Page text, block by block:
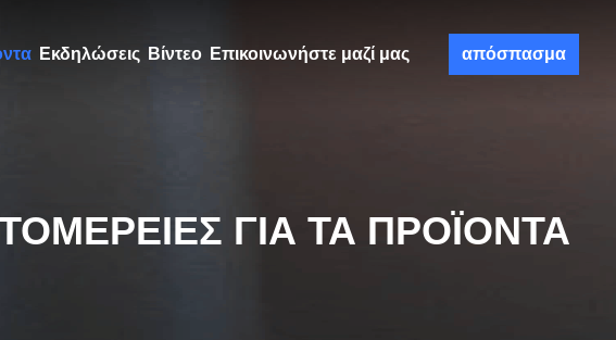
Εκδηλώσεις Βίντεο Επικοινωνήστε μαζί μας απόσπασμα
ΓΙΑ ΤΑ ΠΡΟΪΌΝΤΑ